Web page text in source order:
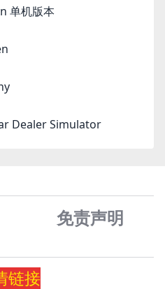
双影奇境/Split Fiction 单机版本
Dealer Simulator
免责声明
链接